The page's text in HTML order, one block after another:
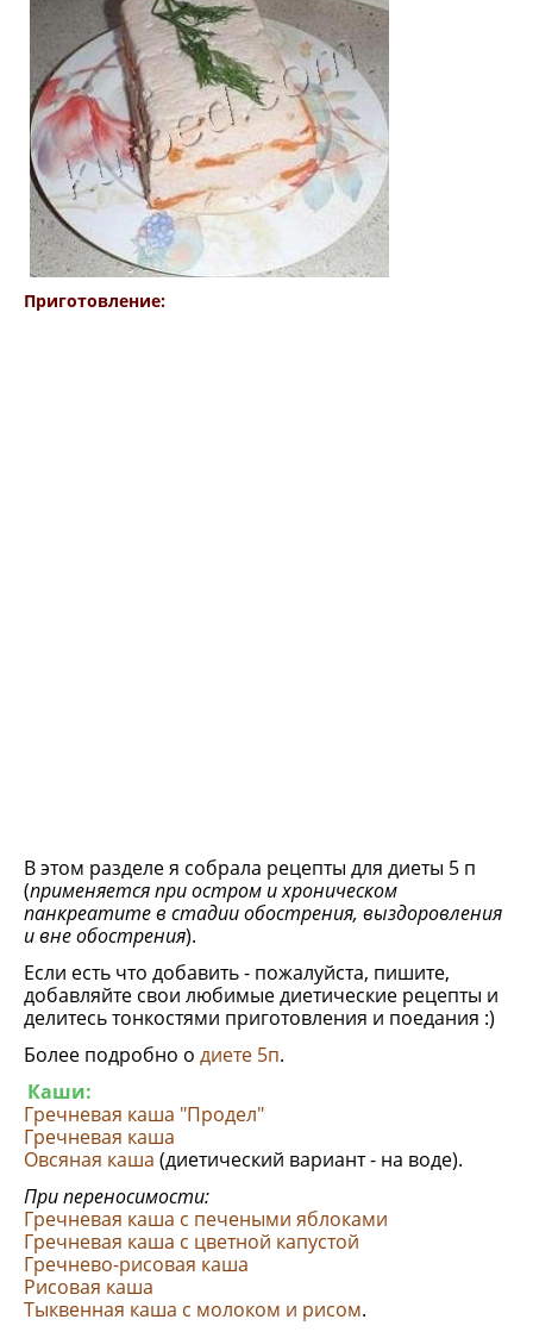
Приготовление:
В этом разделе я собрала рецепты для диеты 5 п
(применяется при остром и хроническом
панкреатите в стадии обострения, выздоровления
и вне обострения).
Если есть что добавить - пожалуйста, пишите,
добавляйте свои любимые диетические рецепты и
делитесь тонкостями приготовления и поедания :)
Более подробно о диете 5п.
Каши:
Гречневая каша "Продел"
Гречневая каша
Овсяная каша (диетический вариант - на воде).
При переносимости:
Гречневая каша с печеными яблоками
Гречневая каша с цветной капустой
Гречнево-рисовая каша
Рисовая каша
Тыквенная каша с молоком и рисом.